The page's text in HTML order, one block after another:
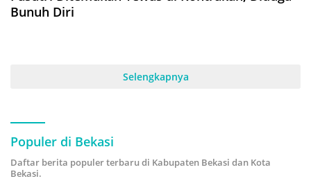
Bunuh Diri
Selengkapnya
Populer di Bekasi
Daftar berita populer terbaru di Kabupaten Bekasi dan Kota
Bekasi.